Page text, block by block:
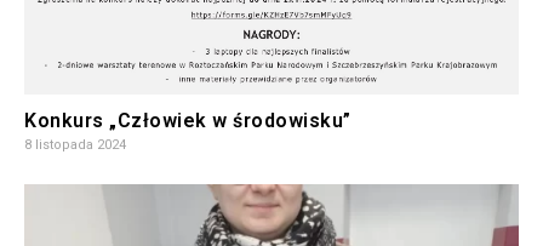
Konkurs „Człowiek w środowisku”
8 listopada 2024